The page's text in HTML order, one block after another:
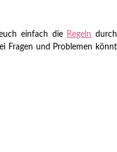
einfach die Regeln durch
Fragen und Problemen könnt